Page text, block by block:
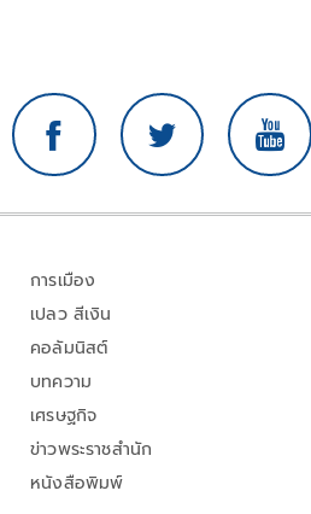
การเมือง
เปลว สีเงิน
คอลัมนิสต์
บทความ
เศรษฐกิจ
ข่าวพระราชสำนัก
หนังสือพิมพ์